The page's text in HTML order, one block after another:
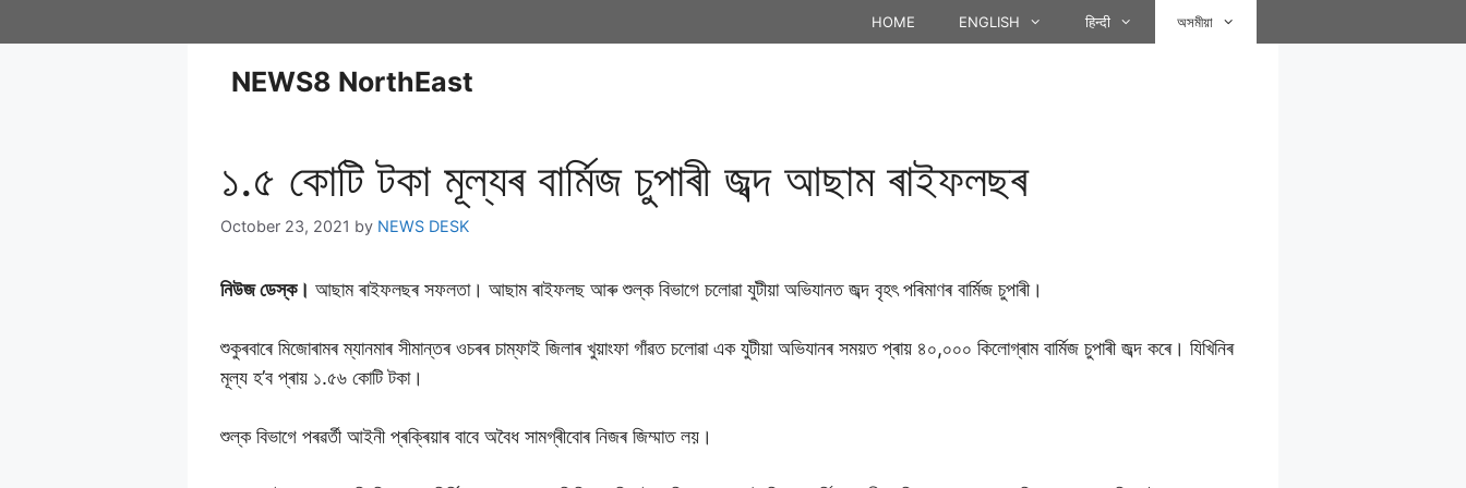
HOME ENGLISH हिन्दी অসমীয়া
NEWS8 NorthEast
১.৫ কােটি টকা মূল্যৰ বাৰ্মিজ চুপাৰী জব্দ আছাম ৰাইফলছৰ
October 23, 2021 by NEWS DESK
নিউজ ডেস্ক। আছাম ৰাইফলছৰ সফলতা। আছাম ৰাইফলছ আৰু শুল্ক বিভাগে চলোৱা যুটীয়া অভিযানত জব্দ বৃহৎ পৰিমাণৰ বাৰ্মিজ চুপাৰী।
শুকুৰবাৰে মিজােৰামৰ ম্যানমাৰ সীমান্তৰ ওচৰৰ চাম্ফাই জিলাৰ খুয়াংফা গাঁৱত চলোৱা এক যুটীয়া অভিযানৰ সময়ত প্ৰায় ৪০,০০০ কিলোগ্ৰাম বাৰ্মিজ চুপাৰী জব্দ কৰে। যিখিনিৰ
মূল্য হ’ব প্ৰায় ১.৫৬ কোটি টকা।
শুল্ক বিভাগে পৰৱৰ্তী আইনী প্ৰক্ৰিয়াৰ বাবে অবৈধ সামগ্ৰীবোৰ নিজৰ জিম্মাত লয়।